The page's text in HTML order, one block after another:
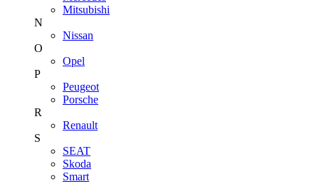
Mitsubishi
N
Nissan
O
Opel
P
Peugeot
Porsche
R
Renault
S
SEAT
Skoda
Smart